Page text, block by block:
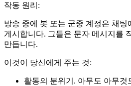
작동 원리:
방송 중에 봇 또는 군중 계정은 채팅
게시합니다. 그들은 문자 메시지를
만듭니다.
이것이 당신에게 주는 것:
활동의 분위기. 아무도 아무것